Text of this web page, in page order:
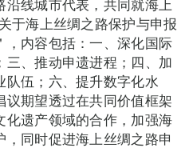
线城市代表，共同就海上
于海上丝绸之路保护与申报
内容包括：一、深化国际
、推动申遗进程；四、加
伍；六、提升数字化水
期望透过在共同价值框架
遗产领域的合作，加强海
同时促进海上丝绸之路申